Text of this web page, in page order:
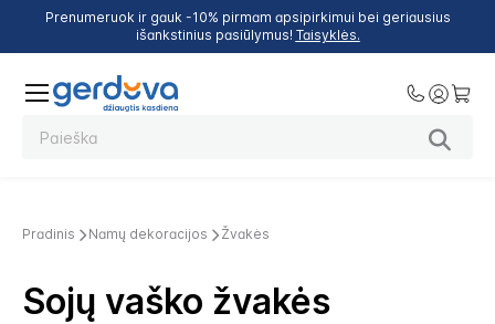
Prenumeruok ir gauk -10% pirmam apsipirkimui bei geriausius
išankstinius pasiūlymus! Taisyklės.
Pradinis Namų dekoracijos Žvakės
Sojų vaško žvakės